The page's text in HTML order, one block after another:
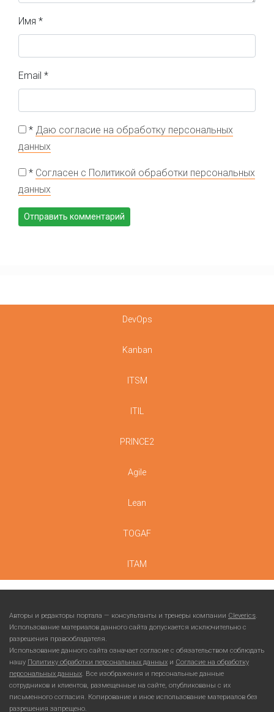
Имя *
Email *
* Даю согласие на обработку персональных
данных
* Согласен с Политикой обработки персональных
данных
DevOps
Kanban
ITSM
ITIL
PRINCE2
Agile
Lean
TOGAF
ITAM
Авторы и редакторы портала — консультанты и тренеры компании Cleverics.
Использование материалов данного сайта допускается исключительно с
разрешения правообладателя.
Использование данного сайта означает согласие с обязательством соблюдать
нашу Политику обработки персональных данных и Согласие на обработку
персональных данных. Все изображения и персональные данные
сотрудников и клиентов, размещенные на сайте, опубликованы с их
письменного согласия. Копирование и иное использование материалов без
разрешения запрещено.